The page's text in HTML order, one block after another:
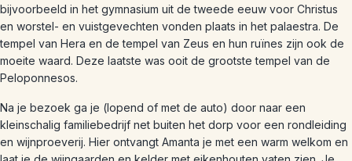
bijvoorbeeld in het gymnasium uit de tweede eeuw voor Christus
en worstel- en vuistgevechten vonden plaats in het palaestra. De
tempel van Hera en de tempel van Zeus en hun ruïnes zijn ook de
moeite waard. Deze laatste was ooit de grootste tempel van de
Peloponnesos.
Na je bezoek ga je (lopend of met de auto) door naar een
kleinschalig familiebedrijf net buiten het dorp voor een rondleiding
en wijnproeverij. Hier ontvangt Amanta je met een warm welkom en